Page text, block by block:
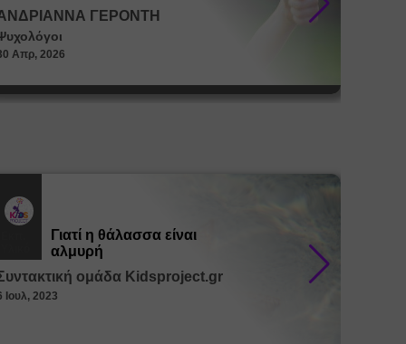
ΓΕΡΟΝΤΗ
Απρ, 2026
Γιατί η θάλασσα είναι
αλμυρή
ομάδα Kidsproject.gr
Ιουλ, 2023